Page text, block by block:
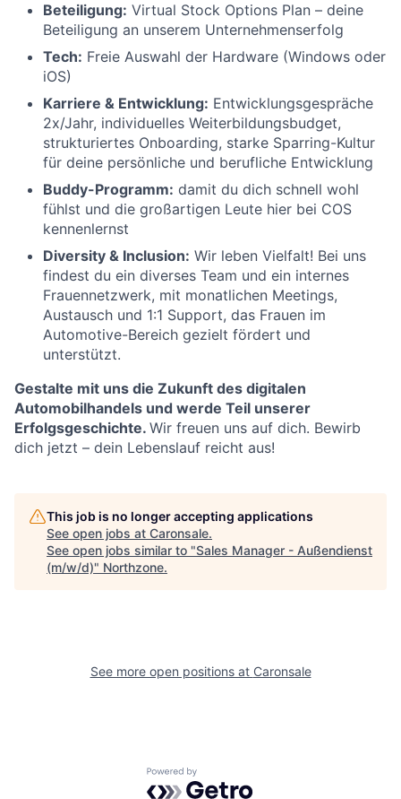
Beteiligung: Virtual Stock Options Plan – deine
Beteiligung an unserem Unternehmenserfolg
Tech: Freie Auswahl der Hardware (Windows oder
iOS)
Karriere & Entwicklung: Entwicklungsgespräche
2x/Jahr, individuelles Weiterbildungsbudget,
strukturiertes Onboarding, starke Sparring-Kultur
für deine persönliche und berufliche Entwicklung
Buddy-Programm: damit du dich schnell wohl
fühlst und die großartigen Leute hier bei COS
kennenlernst
Diversity & Inclusion: Wir leben Vielfalt! Bei uns
findest du ein diverses Team und ein internes
Frauennetzwerk, mit monatlichen Meetings,
Austausch und 1:1 Support, das Frauen im
Automotive-Bereich gezielt fördert und
unterstützt.
Gestalte mit uns die Zukunft des digitalen
Automobilhandels und werde Teil unserer
Erfolgsgeschichte. Wir freuen uns auf dich. Bewirb
dich jetzt – dein Lebenslauf reicht aus!
This job is no longer accepting applications
See open jobs at Caronsale.
See open jobs similar to "Sales Manager - Außendienst
(m/w/d)" Northzone.
See more open positions at Caronsale
Powered by Getro.com